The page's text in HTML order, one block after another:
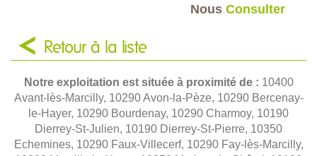
Nous Consulter
Retour à la liste
Notre exploitation est située à proximité de : 10400
Avant-lès-Marcilly, 10290 Avon-la-Pèze, 10290 Bercenay-
le-Hayer, 10290 Bourdenay, 10290 Charmoy, 10190
Dierrey-St-Julien, 10190 Dierrey-St-Pierre, 10350
Echemines, 10290 Faux-Villecerf, 10290 Fay-lès-Marcilly,